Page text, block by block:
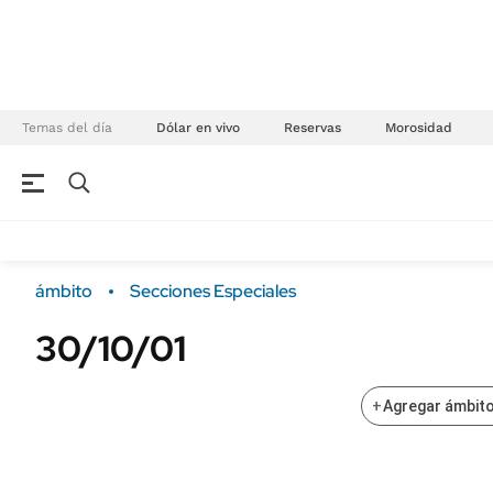
Temas del día Dólar en vivo Reservas Morosidad
Campo
ENERGY REPORT
ámbito Secciones Especiales
30/10/01
+Agregar